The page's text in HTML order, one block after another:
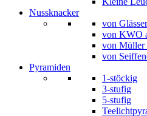
Nussknacker
von
von KWO
von Müller
von
Pyramiden
1-stöckig
3-stufig
5-stufig